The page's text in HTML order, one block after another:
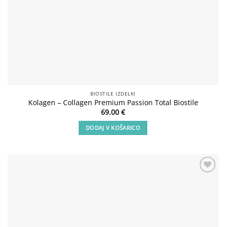
BIOSTILE IZDELKI
Kolagen – Collagen Premium Passion Total Biostile
69.00 €
DODAJ V KOŠARICO